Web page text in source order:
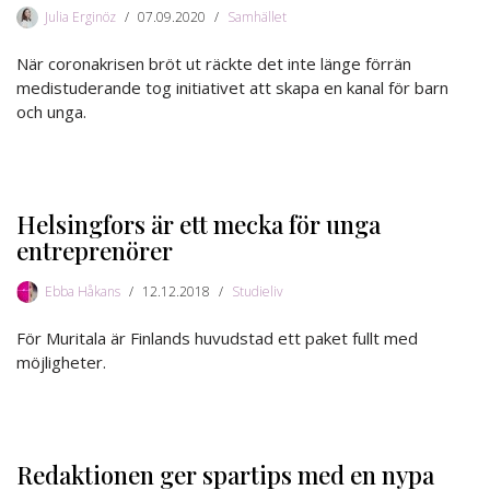
Julia Erginöz 07.09.2020 Samhället
När coronakrisen bröt ut räckte det inte länge förrän
medistuderande tog initiativet att skapa en kanal för barn
och unga.
Helsingfors är ett mecka för unga
entreprenörer
Ebba Håkans 12.12.2018 Studieliv
För Muritala är Finlands huvudstad ett paket fullt med
möjligheter.
Redaktionen ger spartips med en nypa